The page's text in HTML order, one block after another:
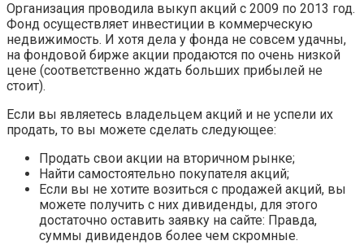
Организация проводила выкуп акций с 2009 по 2013 год.
Фонд осуществляет инвестиции в коммерческую
недвижимость. И хотя дела у фонда не совсем удачны,
на фондовой бирже акции продаются по очень низкой
цене (соответственно ждать больших прибылей не
стоит).
Если вы являетесь владельцем акций и не успели их
продать, то вы можете сделать следующее:
Продать свои акции на вторичном рынке;
Найти самостоятельно покупателя акций;
Если вы не хотите возиться с продажей акций, вы
можете получить с них дивиденды, для этого
достаточно оставить заявку на сайте: Правда,
суммы дивидендов более чем скромные.